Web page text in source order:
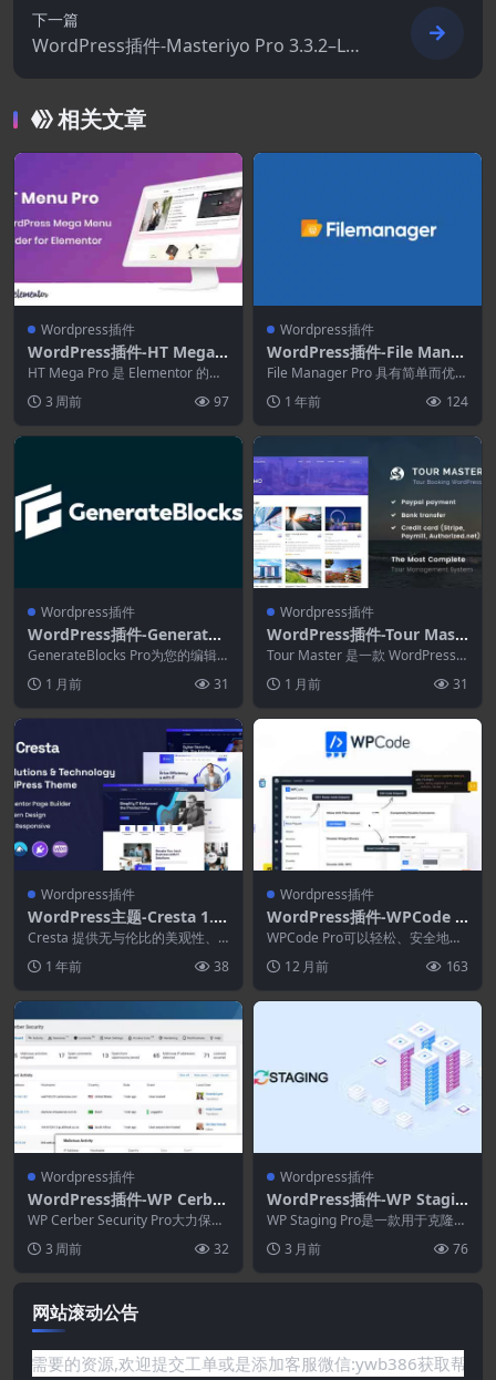
下一篇
WordPress插件-Masteriyo Pro 3.3.2–LMS
插件
相关文章
Wordpress插件
WordPress插件-HT Mega
Menu Pro 2.2.1-适用于Ele
mentor的WordPress Meg
a菜单构建器
HT Mega Pro 是 Elementor 的绝
3 周前 97
Wordpress插件
WordPress插件-File Mana
ger Pro Plugin for WordPr
ess 8.4.3
File Manager Pro 具有简单而优雅
使...1 年前 124
Wordpress插件
WordPress插件-GenerateB
locks Pro 2.6.1–构建更好的
WordPress网站
GenerateBlocks Pro为您的编辑
性，而...
1 月前 31
Wordpress插件
WordPress插件-Tour Mast
er 5.4.8–旅游预订.旅行.酒店
Tour Master 是一款 WordPress
1 月前 31
Wordpress插件
WordPress主题-Cresta 1.1.
0–IT解决方案和技术WordPr
ess主题
Cresta 提供无与伦比的美观性、
公司、技...
1 年前 38
Wordpress插件
WordPress插件-WPCode P
ro 2.3.0–WordPress代码片
段插件
WPCode Pro可以轻松、安全地通
s ... 12 月前 163
Wordpress插件
WordPress插件-WP Cerber
Security Pro 9.9.0–WordPr
ess安全插件
WP Cerber Security Pro大力保护
WordPress 免受黑...
3 周前 32
Wordpress插件
WordPress插件-WP Stagin
g Pro 6.8.0-WordPress备份
和迁移插件
WP Staging Pro是一款用于克隆、
备份和迁移 WordPress 网站...
3 月前 76
网站滚动公告
需要的资源,欢迎提交工单或是添加客服微信:ywb386获取帮助